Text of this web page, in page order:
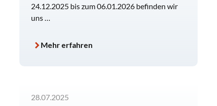
24.12.2025 bis zum 06.01.2026 befinden wir
uns …
Mehr erfahren
28.07.2025